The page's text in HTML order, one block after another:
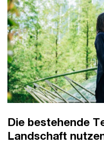
Die bestehende
Landschaft